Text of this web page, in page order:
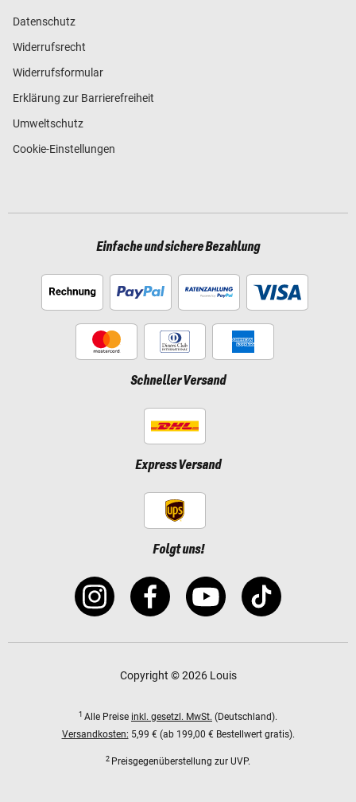
Datenschutz
Widerrufsrecht
Widerrufsformular
Erklärung zur Barrierefreiheit
Umweltschutz
Cookie-Einstellungen
Einfache und sichere Bezahlung
Schneller Versand
Express Versand
Folgt uns!
Copyright © 2026 Louis
1 Alle Preise inkl. gesetzl. MwSt. (Deutschland).
Versandkosten: 5,99 € (ab 199,00 € Bestellwert gratis).
2 Preisgegenüberstellung zur UVP.